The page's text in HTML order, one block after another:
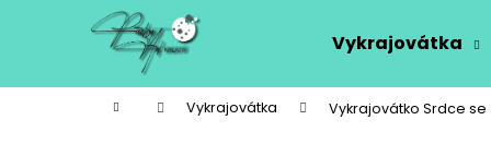
Vykrajovátka
Domů Vykrajovátka Vykrajovátko Srdce
í
Zpět
do
Zpět
do